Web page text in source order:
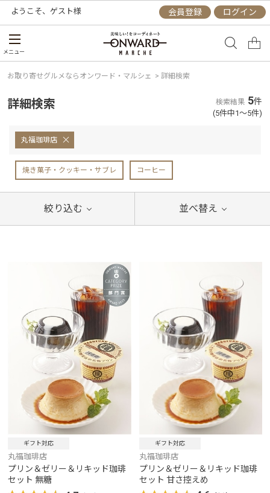
ようこそ、 ゲスト様 会員登録 ログイン
メニュー
お取り寄せグルメならオンワード・マルシェ > 詳細検索
詳細検索 検索結果 5件
(5件中1～5件)
丸福珈琲店
焼き菓子・クッキー・サブレ コーヒー
絞り込む 並べ替え
ギフト対応
丸福珈琲店
プリン＆ゼリー＆リキッド珈琲
セット 無糖
ギフト対応
丸福珈琲店
プリン＆ゼリー＆リキッド珈琲
セット 甘さ控えめ